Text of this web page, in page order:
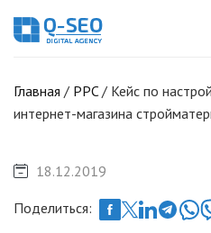
Главная / PPC / Кейс по
интернет-магазина
18.12.2019
Поделиться: